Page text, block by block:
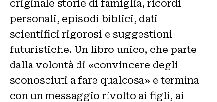
originale storie di famiglia, ricordi
personali, episodi biblici, dati
scientifici rigorosi e suggestioni
futuristiche. Un libro unico, che parte
dalla volontà di «convincere degli
sconosciuti a fare qualcosa» e termina
con un messaggio rivolto ai figli, ai